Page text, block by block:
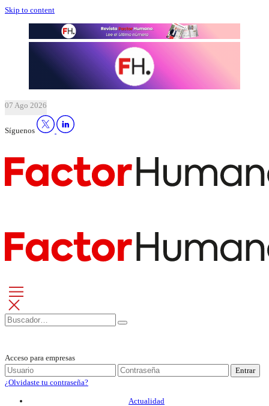
Skip to content
07 Ago 2026
Síguenos
Acceso para empresas
Entrar
¿Olvidaste tu contraseña?
Actualidad